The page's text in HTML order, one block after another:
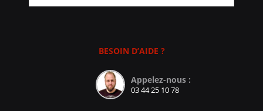
BESOIN D’AIDE ?
Appelez-nous :
03 44 25 10 78